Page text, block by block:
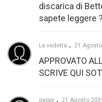
discarica di
sapete leggere
La vedetta 21
APPROVATO
SCRIVE QUI
geppy 21 Agosto